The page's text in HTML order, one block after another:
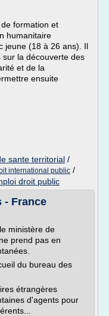
formation et
humanitaire
jeune (18 à 26 ans). Il
la découverte des
et de la
ensuite
sante territorial /
international public /
droit public
- France
ministère de
prend pas en
du bureau des
étrangères
d'agents pour